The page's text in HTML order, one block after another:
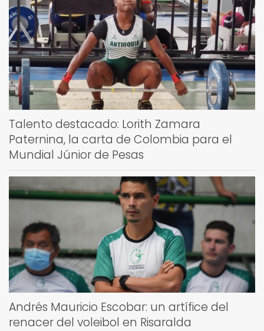
Talento destacado: Lorith Zamara
Paternina, la carta de Colombia para el
Mundial Júnior de Pesas
Andrés Mauricio Escobar: un artífice del
renacer del voleibol en Risaralda